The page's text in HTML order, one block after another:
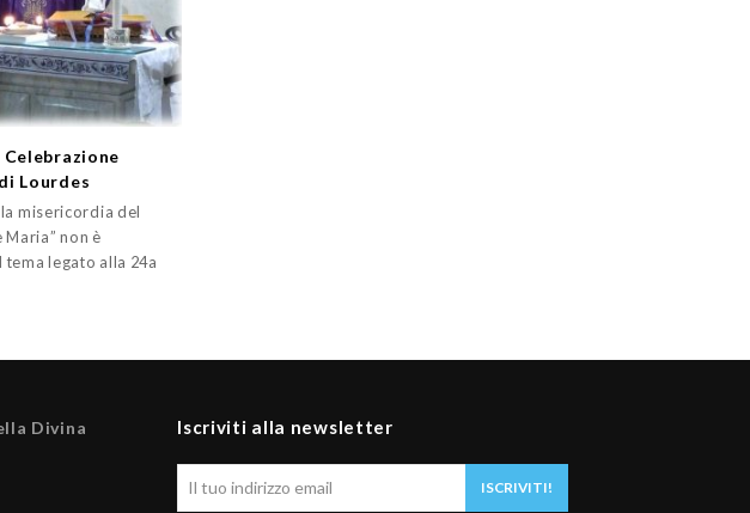
Lourdes
misericordia del
Maria” non è
tema legato alla 24a
Divina
Iscriviti alla newsletter
ISCRIVITI!